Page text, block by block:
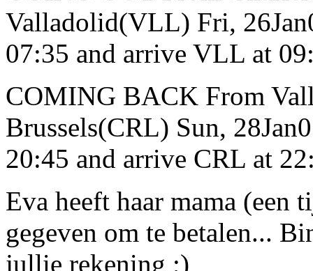
Valladolid(VLL) Fri,
07:35 and arrive VLL at
COMING BACK From
Brussels(CRL) Sun,
20:45 and arrive CRL at
Eva heeft haar mama (een
gegeven om te betalen...
jullie rekening ;)